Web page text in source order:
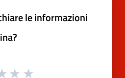
le informazioni